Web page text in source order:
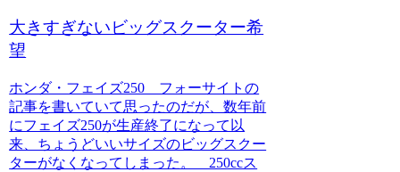
大きすぎないビッグスクーター希
望
ホンダ・フェイズ250 フォーサイトの
記事を書いていて思ったのだが、数年前
にフェイズ250が生産終了になって以
来、ちょうどいいサイズのビッグスクー
ターがなくなってしまった。 250ccス